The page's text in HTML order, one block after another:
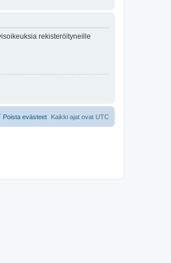
rekisteröityneille
Kaikki ajat ovat UTC
Poista evästeet